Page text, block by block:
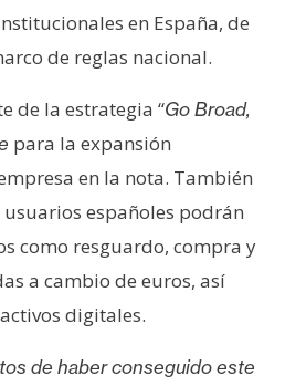
en España, de
de reglas nacional.
de la estrategia “Go Broad,
para la expansión
en la nota. También
españoles podrán
como resguardo, compra y
a cambio de euros, así
digitales.
de haber conseguido este